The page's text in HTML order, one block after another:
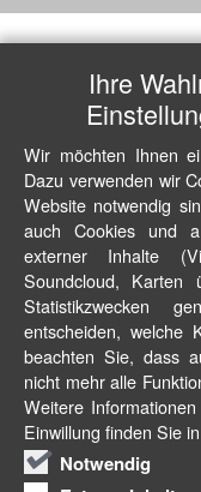
Ihre
Wir möchten Ihnen
Dazu verwenden wir
Website notwendig
auch Cookies und
externer Inhalte
Soundcloud,
Statistikzwecken
entscheiden, welche
beachten Sie, dass
nicht mehr alle
Weitere
Einwillung finden Sie
Notwendig